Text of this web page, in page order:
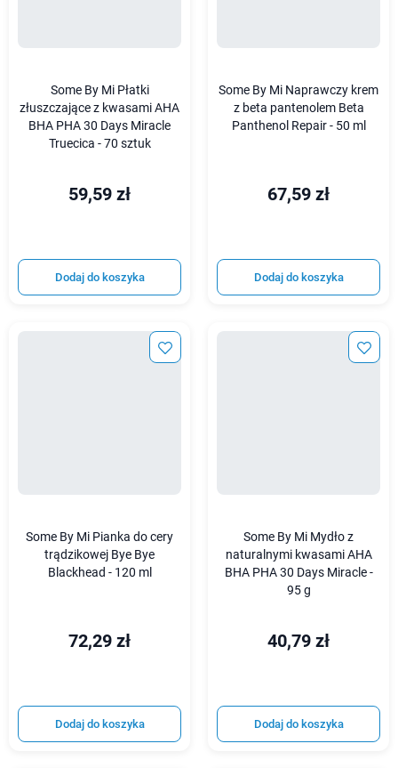
Some By Mi Płatki
złuszczające z kwasami AHA
BHA PHA 30 Days Miracle
Truecica - 70 sztuk
59,59 zł
Dodaj do koszyka
Some By Mi Naprawczy krem
z beta pantenolem Beta
Panthenol Repair - 50 ml
67,59 zł
Dodaj do koszyka
Some By Mi Pianka do cery
trądzikowej Bye Bye
Blackhead - 120 ml
72,29 zł
Dodaj do koszyka
Some By Mi Mydło z
naturalnymi kwasami AHA
BHA PHA 30 Days Miracle -
95 g
40,79 zł
Dodaj do koszyka